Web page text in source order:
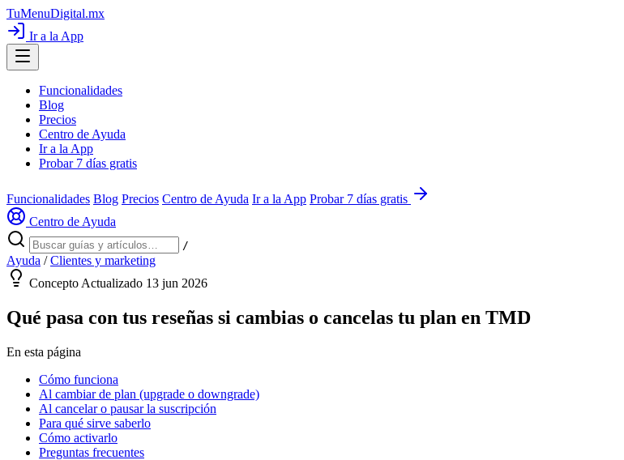
TuMenuDigital.mx
Ir a la App
Funcionalidades
Blog
Precios
Centro de Ayuda
Ir a la App
Probar 7 días gratis
Funcionalidades Blog Precios Centro de Ayuda Ir a la App Probar 7 días gratis
Centro de Ayuda
/
Ayuda / Clientes y marketing
Concepto Actualizado 13 jun 2026
Qué pasa con tus reseñas si cambias o cancelas tu plan en TMD
En esta página
Cómo funciona
Al cambiar de plan (upgrade o downgrade)
Al cancelar o pausar la suscripción
Para qué sirve saberlo
Cómo activarlo
Preguntas frecuentes